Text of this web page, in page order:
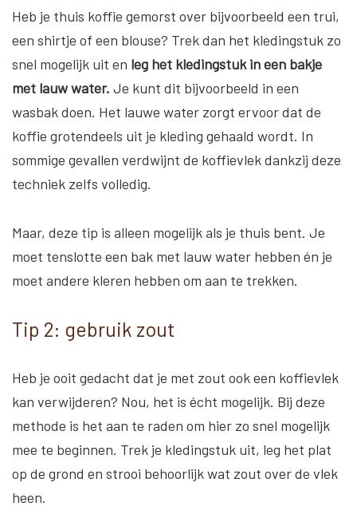
Heb je thuis koffie gemorst over bijvoorbeeld een trui,
een shirtje of een blouse? Trek dan het kledingstuk zo
snel mogelijk uit en leg het kledingstuk in een bakje
met lauw water. Je kunt dit bijvoorbeeld in een
wasbak doen. Het lauwe water zorgt ervoor dat de
koffie grotendeels uit je kleding gehaald wordt. In
sommige gevallen verdwijnt de koffievlek dankzij deze
techniek zelfs volledig.
Maar, deze tip is alleen mogelijk als je thuis bent. Je
moet tenslotte een bak met lauw water hebben én je
moet andere kleren hebben om aan te trekken.
Tip 2: gebruik zout
Heb je ooit gedacht dat je met zout ook een koffievlek
kan verwijderen? Nou, het is écht mogelijk. Bij deze
methode is het aan te raden om hier zo snel mogelijk
mee te beginnen. Trek je kledingstuk uit, leg het plat
op de grond en strooi behoorlijk wat zout over de vlek
heen.